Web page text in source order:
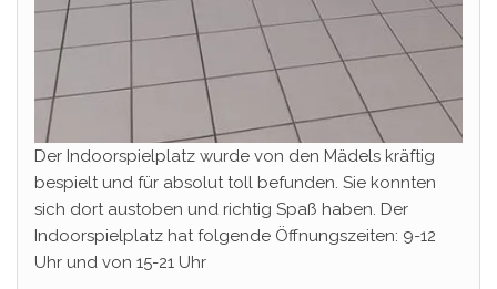
Der Indoorspielplatz wurde von den Mädels kräftig
bespielt und für absolut toll befunden. Sie konnten
sich dort austoben und richtig Spaß haben. Der
Indoorspielplatz hat folgende Öffnungszeiten: 9-12
Uhr und von 15-21 Uhr